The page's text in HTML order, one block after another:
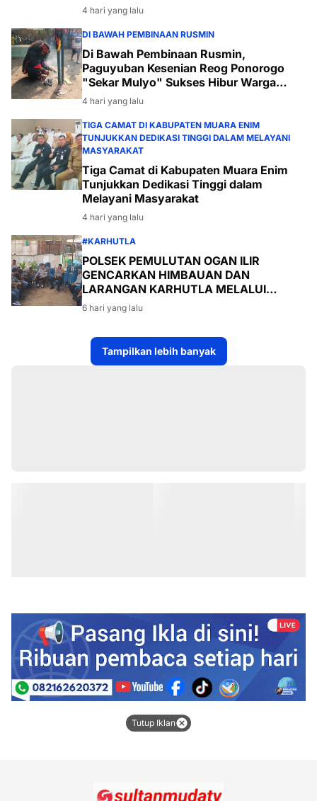
4 hari yang lalu
DI BAWAH PEMBINAAN RUSMIN
Di Bawah Pembinaan Rusmin,
Paguyuban Kesenian Reog Ponorogo
"Sekar Mulyo" Sukses Hibur Warga
Desa Payabakal
4 hari yang lalu
TIGA CAMAT DI KABUPATEN MUARA ENIM
TUNJUKKAN DEDIKASI TINGGI DALAM MELAYANI
MASYARAKAT
Tiga Camat di Kabupaten Muara Enim
Tunjukkan Dedikasi Tinggi dalam
Melayani Masyarakat
4 hari yang lalu
#KARHUTLA
POLSEK PEMULUTAN OGAN ILIR
GENCARKAN HIMBAUAN DAN
LARANGAN KARHUTLA MELALUI
PROGRAM TSKD (TOURING SAMBANG
KE DESA-DESA
6 hari yang lalu
Tampilkan lebih banyak
Tutup Iklan